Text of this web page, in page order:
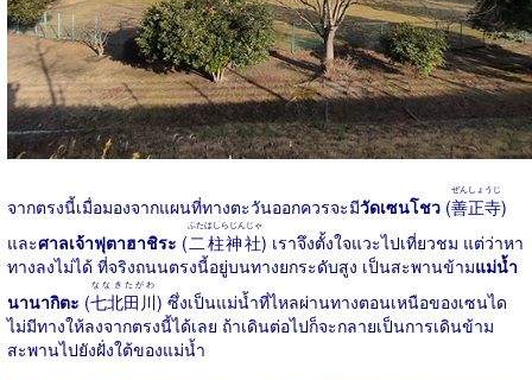
จากตรงนี้เมื่อมองจากแผนที่ทางตะวันออกควรจะมีวัดเซนโชว (善正寺
ぜんしょうじ
)
และศาลเจ้าฟุตาฮาชิระ ( 二柱神社
ふたはしらじんじゃ
) เราจึงตั้งใจแวะไปเที่ยวชม แต่ว่าหา
ทางลงไม่ได้ ที่จริงถนนตรงนี้อยู่บนทางยกระดับสูง เป็นสะพานข้ามแม่น้ำ
นานากิตะ (七北田川
ななきたがわ
) ซึ่งเป็นแม่น้ำที่ไหลผ่านทางตอนเหนือของเซนได
ไม่มีทางให้ลงจากตรงนี้ได้เลย ถ้าเดินต่อไปก็จะกลายเป็นการเดินข้าม
สะพานไปยังฝั่งใต้ของแม่น้ำ